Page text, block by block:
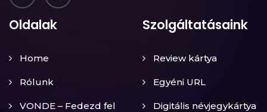
Oldalak
Home
Rólunk
VONDE – Fedezd fel
Szolgáltatásaink
Review kártya
Egyéni URL
Digitális névjegykártya